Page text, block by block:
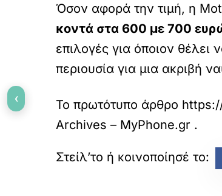
Όσον αφορά την τιμή, η
κοντά στα 600 με 700
επιλογές για όποιον
περιουσία για μια ακριβή
Το πρωτότυπο άρθρο
Archives – MyPhone.gr .
‹